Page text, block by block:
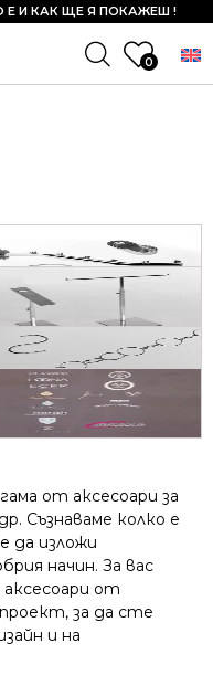
0
Е И КАК ЩЕ Я ПОКАЖЕШ !
АКСЕСОАРИ ЗА СТЕНА
АКСЕСОАРИ ОТ
НЕРЪЖДАВЕЙКА
КУКИ И СИНДЖИРИ
МЕТАЛНИ СТИКЕРИ
от аксесоари за
Съзнаваме колко е
да изложи
начин. За вас
от
за да сте
и на